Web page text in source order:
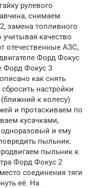
рулевого
снимаем
замена топливного
качество
отечественные АЗС,
Форд Фокус
Форд Фокус 3
как снять
настройки
к колесу)
и протаскиваем по
кусачками,
и ему
пыльник.
пыльник к
Форд Фокус 2
соединения тяги
её. На